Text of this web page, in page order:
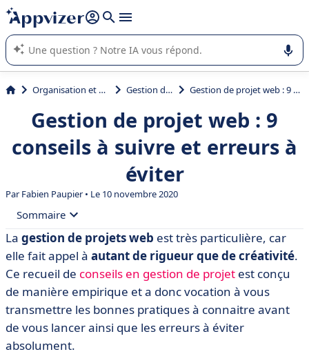
répondre (plusieurs lignes avec
L'IA de Appvizer vous guide dans l'utilisation ou la sélection de
logiciel SaaS en entreprise.
Organisation et planification Gestion de projet Gestion de projet web : 9 conseils à suivre et erreurs à éviter
Gestion de projet web : 9
conseils à suivre et erreurs à
éviter
Par Fabien Paupier • Le 10 novembre 2020
Sommaire
• Qu’est-ce qu’un projet web ?
• Les particularités de la conduite de projet web
• Les étapes de la gestion de projet web
• 9 conseils pour réussir un projet web
• Améliorez votre management de projet web
La gestion de projets web est très particulière, car
elle fait appel à autant de rigueur que de créativité.
Ce recueil de conseils en gestion de projet est conçu
de manière empirique et a donc vocation à vous
transmettre les bonnes pratiques à connaitre avant
de vous lancer ainsi que les erreurs à éviter
absolument.